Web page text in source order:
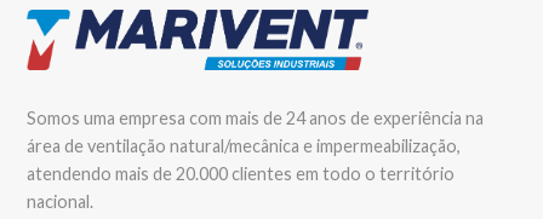
Somos uma empresa com mais de 24 anos de experiência na
área de ventilação natural/mecânica e impermeabilização,
atendendo mais de 20.000 clientes em todo o território
nacional.